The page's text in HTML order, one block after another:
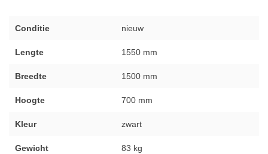
Conditie nieuw
Lengte 1550 mm
Breedte 1500 mm
Hoogte 700 mm
Kleur zwart
Gewicht 83 kg